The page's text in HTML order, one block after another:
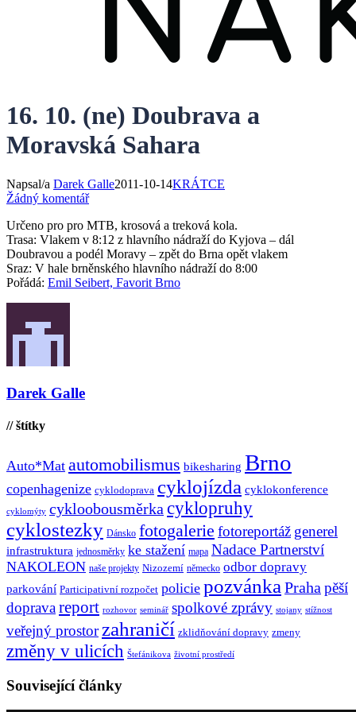
16. 10. (ne) Doubrava a
Moravská Sahara
Napsal/a Darek Galle2011-10-14KRÁTCE
Žádný komentář
Určeno pro pro MTB, krosová a treková kola.
Trasa: Vlakem v 8:12 z hlavního nádraží do Kyjova – dál
Doubravou a podél Moravy – zpět do Brna opět vlakem
Sraz: V hale brněnského hlavního nádraží do 8:00
Pořádá: Emil Seibert, Favorit Brno
Darek Galle
// štítky
Auto*Mat automobilismus bikesharing Brno
copenhagenize cyklodoprava cyklojízda cyklokonference
cyklomýty cykloobousměrka cyklopruhy
cyklostezky Dánsko fotogalerie fotoreportáž generel
infrastruktura jednosměrky ke stažení mapa Nadace Partnerství
NAKOLEON naše projekty Nizozemí německo odbor dopravy
parkování Participativní rozpočet policie pozvánka Praha pěší
dopravareport rozhovor seminář spolkové zprávy stojany stížnost
veřejný prostor zahraničí zklidňování dopravy zmeny
změny v ulicích Štefánikova životní prostředí
Související články